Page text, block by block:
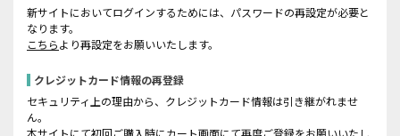
新サイトにおいてログインするためには、パスワードの再設定が必要と
なります。
こちらより再設定をお願いいたします。
クレジットカード情報の再登録
セキュリティ上の理由から、クレジットカード情報は引き継がれませ
ん。